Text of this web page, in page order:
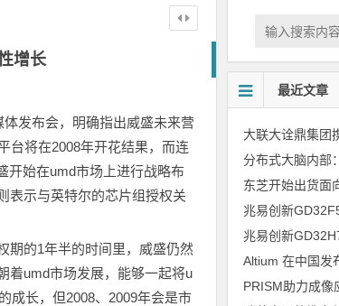
增长
发布会，明确指出威盛未来营
台将在2008年开花结果，而连
开始在umd市场上进行战略布
表示与英特尔的芯片组授权关
期的1年半的时间里，威盛仍然
着umd市场发展，能够一起将u
成长，但2008、2009年会是市
最近文章
分布式大脑内部
Altium 在中国发